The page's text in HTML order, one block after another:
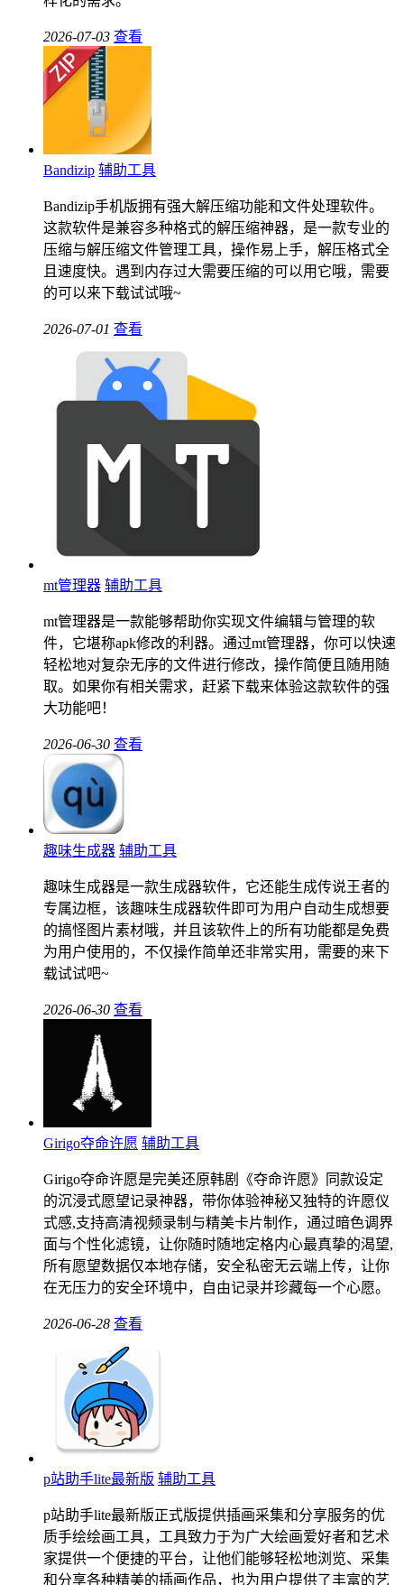
2026-07-03 查看
Bandizip 辅助工具
Bandizip手机版拥有强大解压缩功能和文件处理软件。
这款软件是兼容多种格式的解压缩神器，是一款专业的
压缩与解压缩文件管理工具，操作易上手，解压格式全
且速度快。遇到内存过大需要压缩的可以用它哦，需要
的可以来下载试试哦~
2026-07-01 查看
mt管理器 辅助工具
mt管理器是一款能够帮助你实现文件编辑与管理的软
件，它堪称apk修改的利器。通过mt管理器，你可以快速
轻松地对复杂无序的文件进行修改，操作简便且随用随
取。如果你有相关需求，赶紧下载来体验这款软件的强
大功能吧！
2026-06-30 查看
趣味生成器 辅助工具
趣味生成器是一款生成器软件，它还能生成传说王者的
专属边框，该趣味生成器软件即可为用户自动生成想要
的搞怪图片素材哦，并且该软件上的所有功能都是免费
为用户使用的，不仅操作简单还非常实用，需要的来下
载试试吧~
2026-06-30 查看
Girigo夺命许愿 辅助工具
Girigo夺命许愿是完美还原韩剧《夺命许愿》同款设定
的沉浸式愿望记录神器，带你体验神秘又独特的许愿仪
式感,支持高清视频录制与精美卡片制作，通过暗色调界
面与个性化滤镜，让你随时随地定格内心最真挚的渴望,
所有愿望数据仅本地存储，安全私密无云端上传，让你
在无压力的安全环境中，自由记录并珍藏每一个心愿。
2026-06-28 查看
p站助手lite最新版 辅助工具
p站助手lite最新版正式版提供插画采集和分享服务的优
质手绘绘画工具，工具致力于为广大绘画爱好者和艺术
家提供一个便捷的平台，让他们能够轻松地浏览、采集
和分享各种精美的插画作品，也为用户提供了丰富的艺